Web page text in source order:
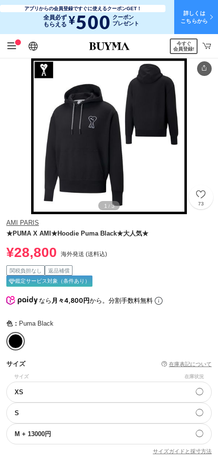
アプリからの会員登録ですぐに使えるクーポンGET！
全員必ず
もらえる ¥500 クーポン
プレゼント
詳しくは
こちらから
日本語
English
简体中文
繁體中文
今すぐ
会員登録!
1 / 3 73
AMI PARIS
★PUMA X AMI★Hoodie Puma Black★大人気★
¥28,800 海外発送 (送料込)
関税負担なし
返品補償
鑑定サービス対象（条件あり）
なら月々4,800円から。分割手数料無料
色： Puma Black
サイズ 在庫表記について
サイズ 在庫状況
XS ◯
S ◯
M + 13000円 ◯
サイズガイドと採寸方法